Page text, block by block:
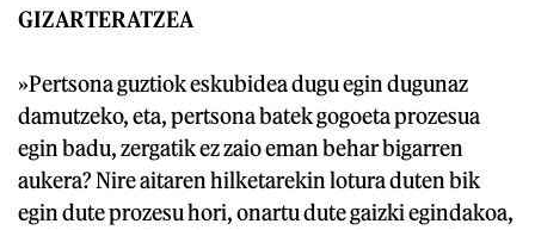
GIZARTERATZEA
»Pertsona guztiok eskubidea dugu egin dugunaz
damutzeko, eta, pertsona batek gogoeta prozesua
egin badu, zergatik ez zaio eman behar bigarren
aukera? Nire aitaren hilketarekin lotura duten bik
egin dute prozesu hori, onartu dute gaizki egindakoa,